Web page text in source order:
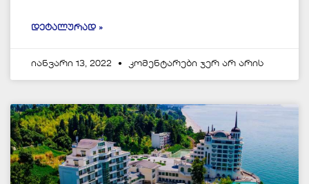
ᲓᲔᲢᲐᲚᲣᲠᲐᲓ »
იანვარი 13, 2022 კომენტარები ჯერ არ არის